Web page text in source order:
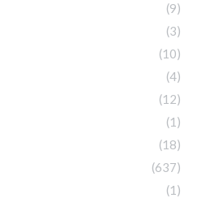
(9)
(3)
(10)
(4)
(12)
(1)
(18)
(637)
(1)